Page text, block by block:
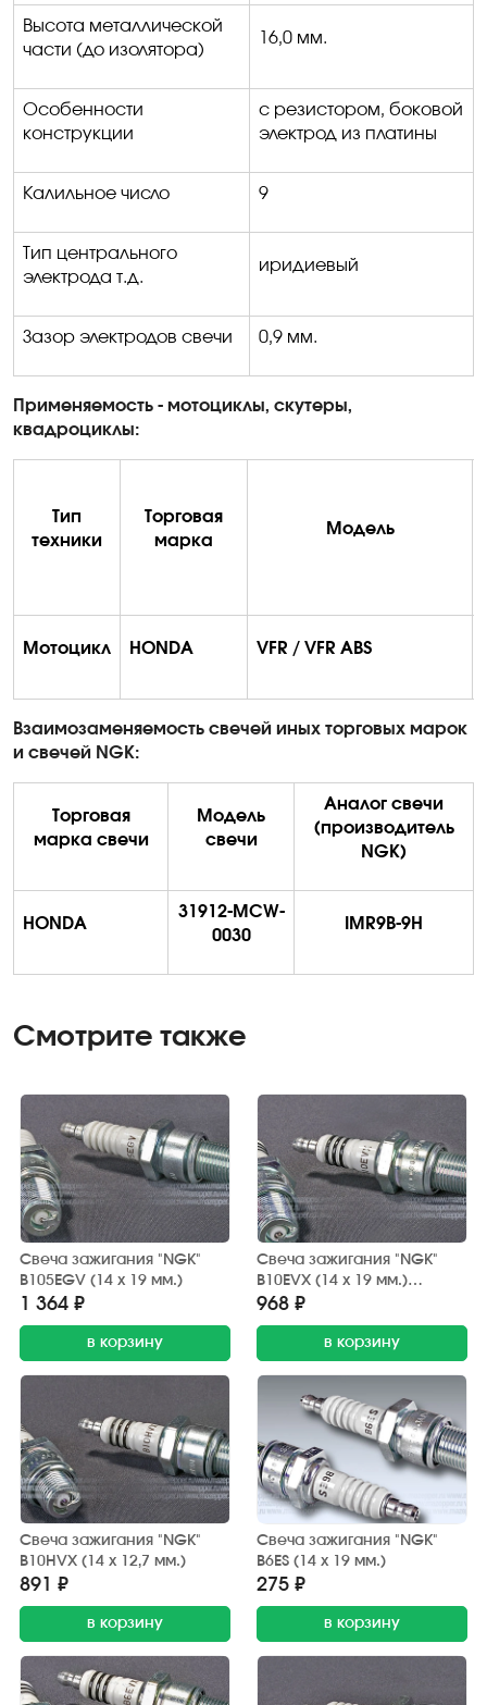
Высота металлической
части (до изолятора)
16,0 мм.
Особенности
конструкции
с резистором, боковой
электрод из платины
Калильное число 9
Тип центрального
электрода т.д.
иридиевый
Зазор электродов свечи 0,9 мм.
Применяемость - мотоциклы, скутеры,
квадроциклы:
Тип
техники
Торговая
марка
Модель
Мотоцикл HONDA VFR / VFR ABS
Взаимозаменяемость свечей иных торговых марок
и свечей NGK:
Торговая
марка свечи
Модель
свечи
Аналог свечи
(производитель
NGK)
HONDA
31912-MCW-
0030
IMR9B-9H
Смотрите также
Свеча зажигания "NGK"
B105EGV (14 х 19 мм.)
1 364 ₽
в корзину
Свеча зажигания "NGK"
B10EVX (14 х 19 мм.)
Platinum
968 ₽
в корзину
Свеча зажигания "NGK"
B10HVX (14 х 12,7 мм.)
891 ₽
в корзину
Свеча зажигания "NGK"
B6ES (14 х 19 мм.)
275 ₽
в корзину